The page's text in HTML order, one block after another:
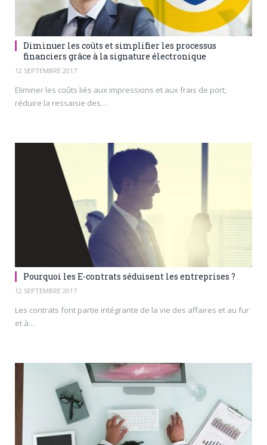
Diminuer les coûts et simplifier les processus
financiers grâce à la signature électronique
12 SEPTEMBRE 2017
Eliminer les coûts liés aux impressions et aux frais de port,
réduire la ressaisie des…
Pourquoi les E-contrats séduisent les entreprises ?
12 SEPTEMBRE 2017
Les contrats font partie intégrante de la vie des affaires et au fur
et à…